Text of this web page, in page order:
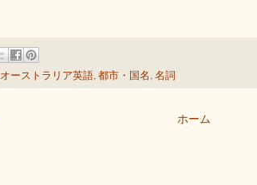
オーストラリア英語,都市・国名,名詞
ホーム